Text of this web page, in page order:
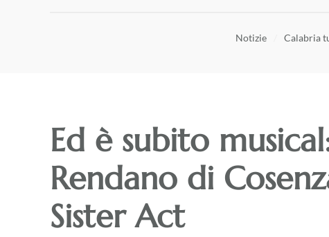
Notizie Calabria
Ed è subito
Rendano di
Sister Act